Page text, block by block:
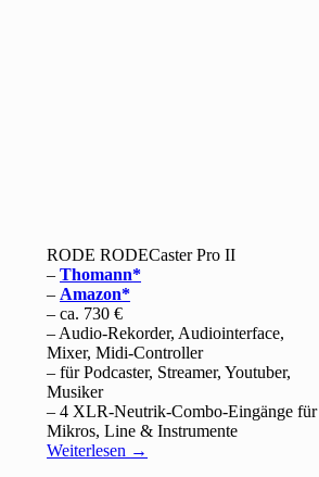
RODE RODECaster Pro II
–Thomann
–Amazon
– ca. 730 €
– Audio-Rekorder, Audiointerface,
Mixer, Midi-Controller
– für Podcaster, Streamer, Youtuber,
Musiker
– 4 XLR-Neutrik-Combo-Eingänge für
Mikros, Line & Instrumente
Weiterlesen →